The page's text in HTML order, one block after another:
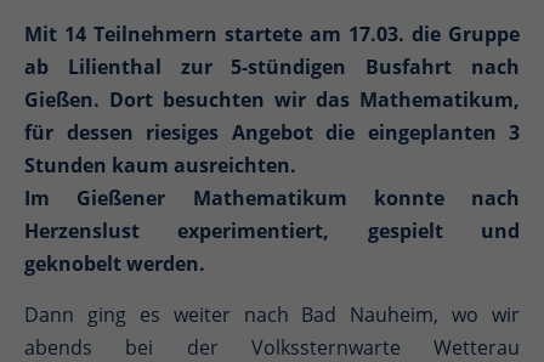
Mit 14 Teilnehmern startete am 17.03. die Gruppe
ab Lilienthal zur 5-stündigen Busfahrt nach
Gießen. Dort besuchten wir das Mathematikum,
für dessen riesiges Angebot die eingeplanten 3
Stunden kaum ausreichten.
Im Gießener Mathematikum konnte nach
Herzenslust experimentiert, gespielt und
geknobelt werden.
Dann ging es weiter nach Bad Nauheim, wo wir
abends bei der Volkssternwarte Wetterau